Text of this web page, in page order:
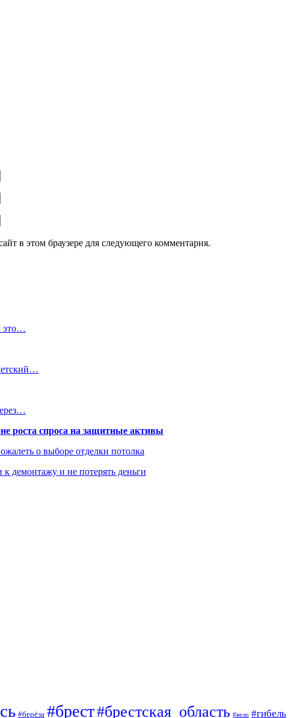
в этом браузере для следующего комментария.
это…
роста спроса на защитные активы
о выборе отделки потолка
демонтажу и не потерять деньги
#берёза #брест#брестская_область #вело #гибель